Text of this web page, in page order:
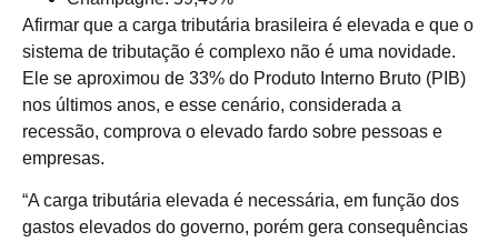
Afirmar que a carga tributária brasileira é elevada e que o
sistema de tributação é complexo não é uma novidade.
Ele se aproximou de 33% do Produto Interno Bruto (PIB)
nos últimos anos, e esse cenário, considerada a
recessão, comprova o elevado fardo sobre pessoas e
empresas.
“A carga tributária elevada é necessária, em função dos
gastos elevados do governo, porém gera consequências